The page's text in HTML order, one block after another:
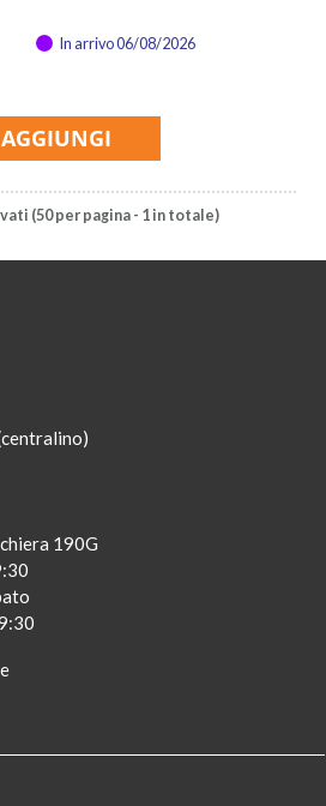
In arrivo 06/08/2026
(50 per pagina - 1 in totale)
190G